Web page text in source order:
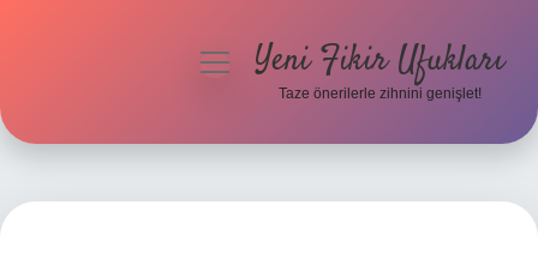
menüyüYeni Fikir Ufukları
Taze önerilerle zihnini genişlet!